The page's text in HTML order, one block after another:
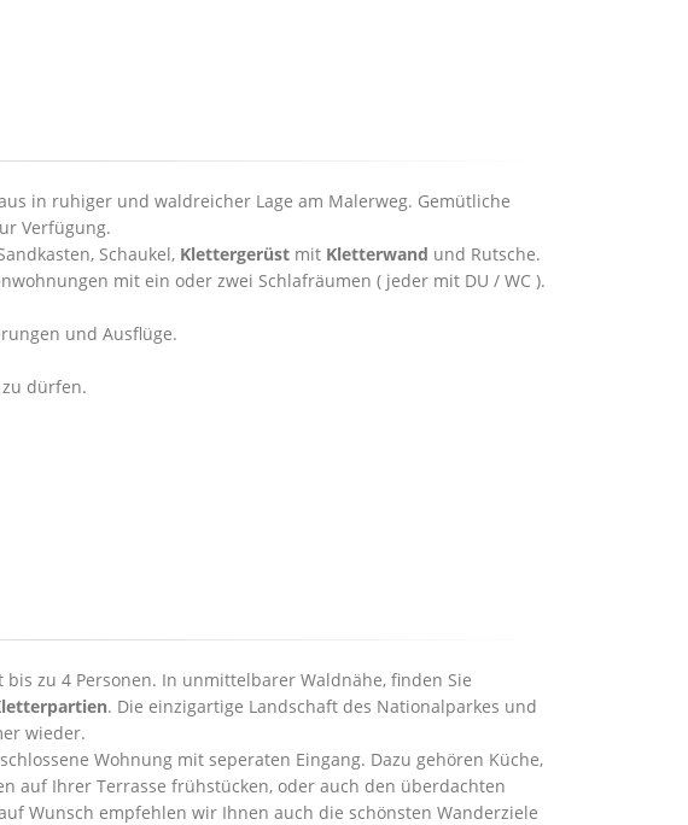
in ruhiger und waldreicher Lage am Malerweg. Gemütliche
Verfügung.
Schaukel, Klettergerüst mit Kletterwand und Rutsche.
mit ein oder zwei Schlafräumen ( jeder mit DU / WC ).
und Ausflüge.
dürfen.
zu 4 Personen. In unmittelbarer Waldnähe, finden Sie
. Die einzigartige Landschaft des Nationalparkes und
wieder.
Wohnung mit seperaten Eingang. Dazu gehören Küche,
auf Ihrer Terrasse frühstücken, oder auch den überdachten
Wunsch empfehlen wir Ihnen auch die schönsten Wanderziele